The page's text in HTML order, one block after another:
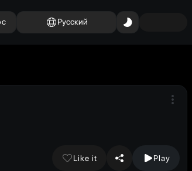
Русский
Like it Play